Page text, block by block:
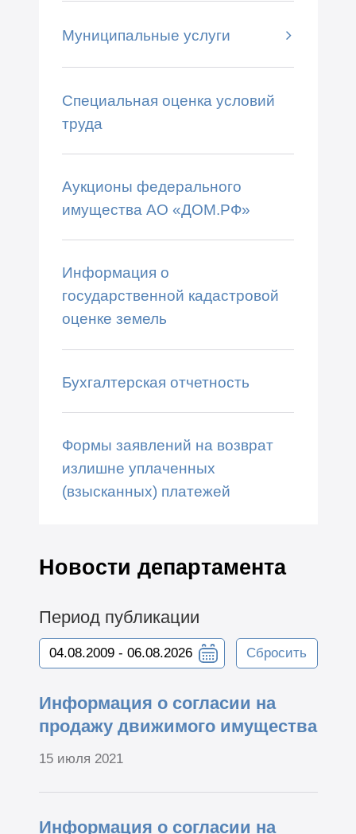
Муниципальные услуги
Специальная оценка условий
труда
Аукционы федерального
имущества АО «ДОМ.РФ»
Информация о
государственной кадастровой
оценке земель
Бухгалтерская отчетность
Формы заявлений на возврат
излишне уплаченных
(взысканных) платежей
Новости департамента
Период публикации
Сбросить
Информация о согласии на
продажу движимого имущества
15 июля 2021
Информация о согласии на